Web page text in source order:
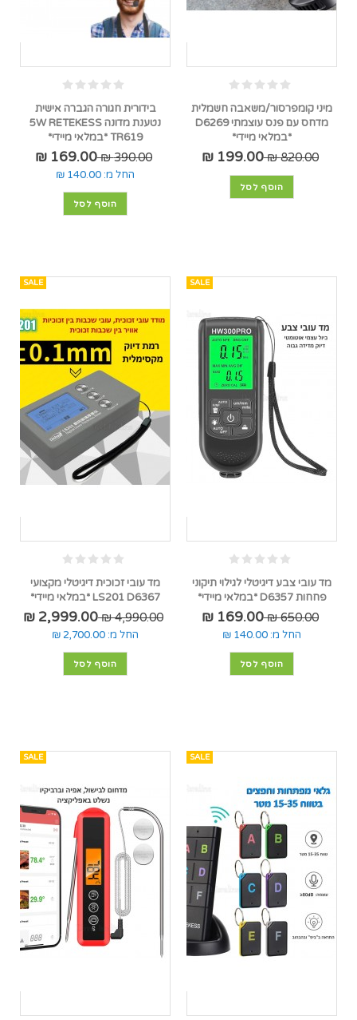
מיני קומפרסור/משאבה חשמלית
מדחס עם פנס עוצמתי D6269
*במלאי מיידי*
820.00 ₪
199.00 ₪
הוסף לסל
בידורית חגורה הגברה אישית
נטענת מדונה 5W RETEKESS
TR619 *במלאי מיידי*
390.00 ₪
169.00 ₪
החל מ: 140.00 ₪
הוסף לסל
SALE
מד עובי צבע דיגיטלי לגילוי תיקוני
פחחות D6357 *במלאי מיידי*
650.00 ₪
169.00 ₪
החל מ: 140.00 ₪
הוסף לסל
SALE
מד עובי זכוכית דיגיטלי מקצועי
LS201 D6367 *במלאי מיידי*
4,990.00 ₪
2,999.00 ₪
החל מ: 2,700.00 ₪
הוסף לסל
SALE
SALE